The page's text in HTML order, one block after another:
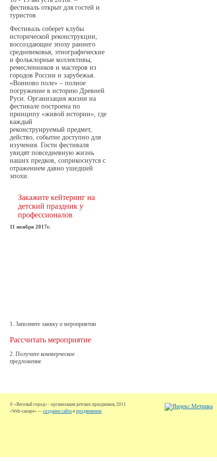
фестиваль открыт для гостей и
туристов
Фестиваль соберет клубы
исторической реконструкции,
воссоздающие эпоху раннего
средневековья, этнографические
и фольклорные коллективы,
ремесленников и мастеров из
городов России и зарубежья.
«Воиново поле» – полное
погружение в историю Древней
Руси. Организация жизни на
фестивале построена по
принципу «живой истории», где
каждый
реконструируемый предмет,
действо, событие доступно для
изучения. Гости фестиваля
увидят повседневную жизнь
наших предков, соприкоснутся с
отражением давно ушедшей
эпохи.
Закажите кейтеринг на
детский праздник у
профессионалов
11 ноября 2017г.
1. Заполните заявку о мероприятии
Рассчитать мероприятие
2. Получите коммерческое
предложение
© «Веселый город» - организация детских праздников, 2011
«Web-canape» — создание сайта и продвижение